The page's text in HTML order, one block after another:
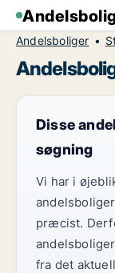
Andelsboliger
Disse
søgning
Vi har i
præcist.
fra det